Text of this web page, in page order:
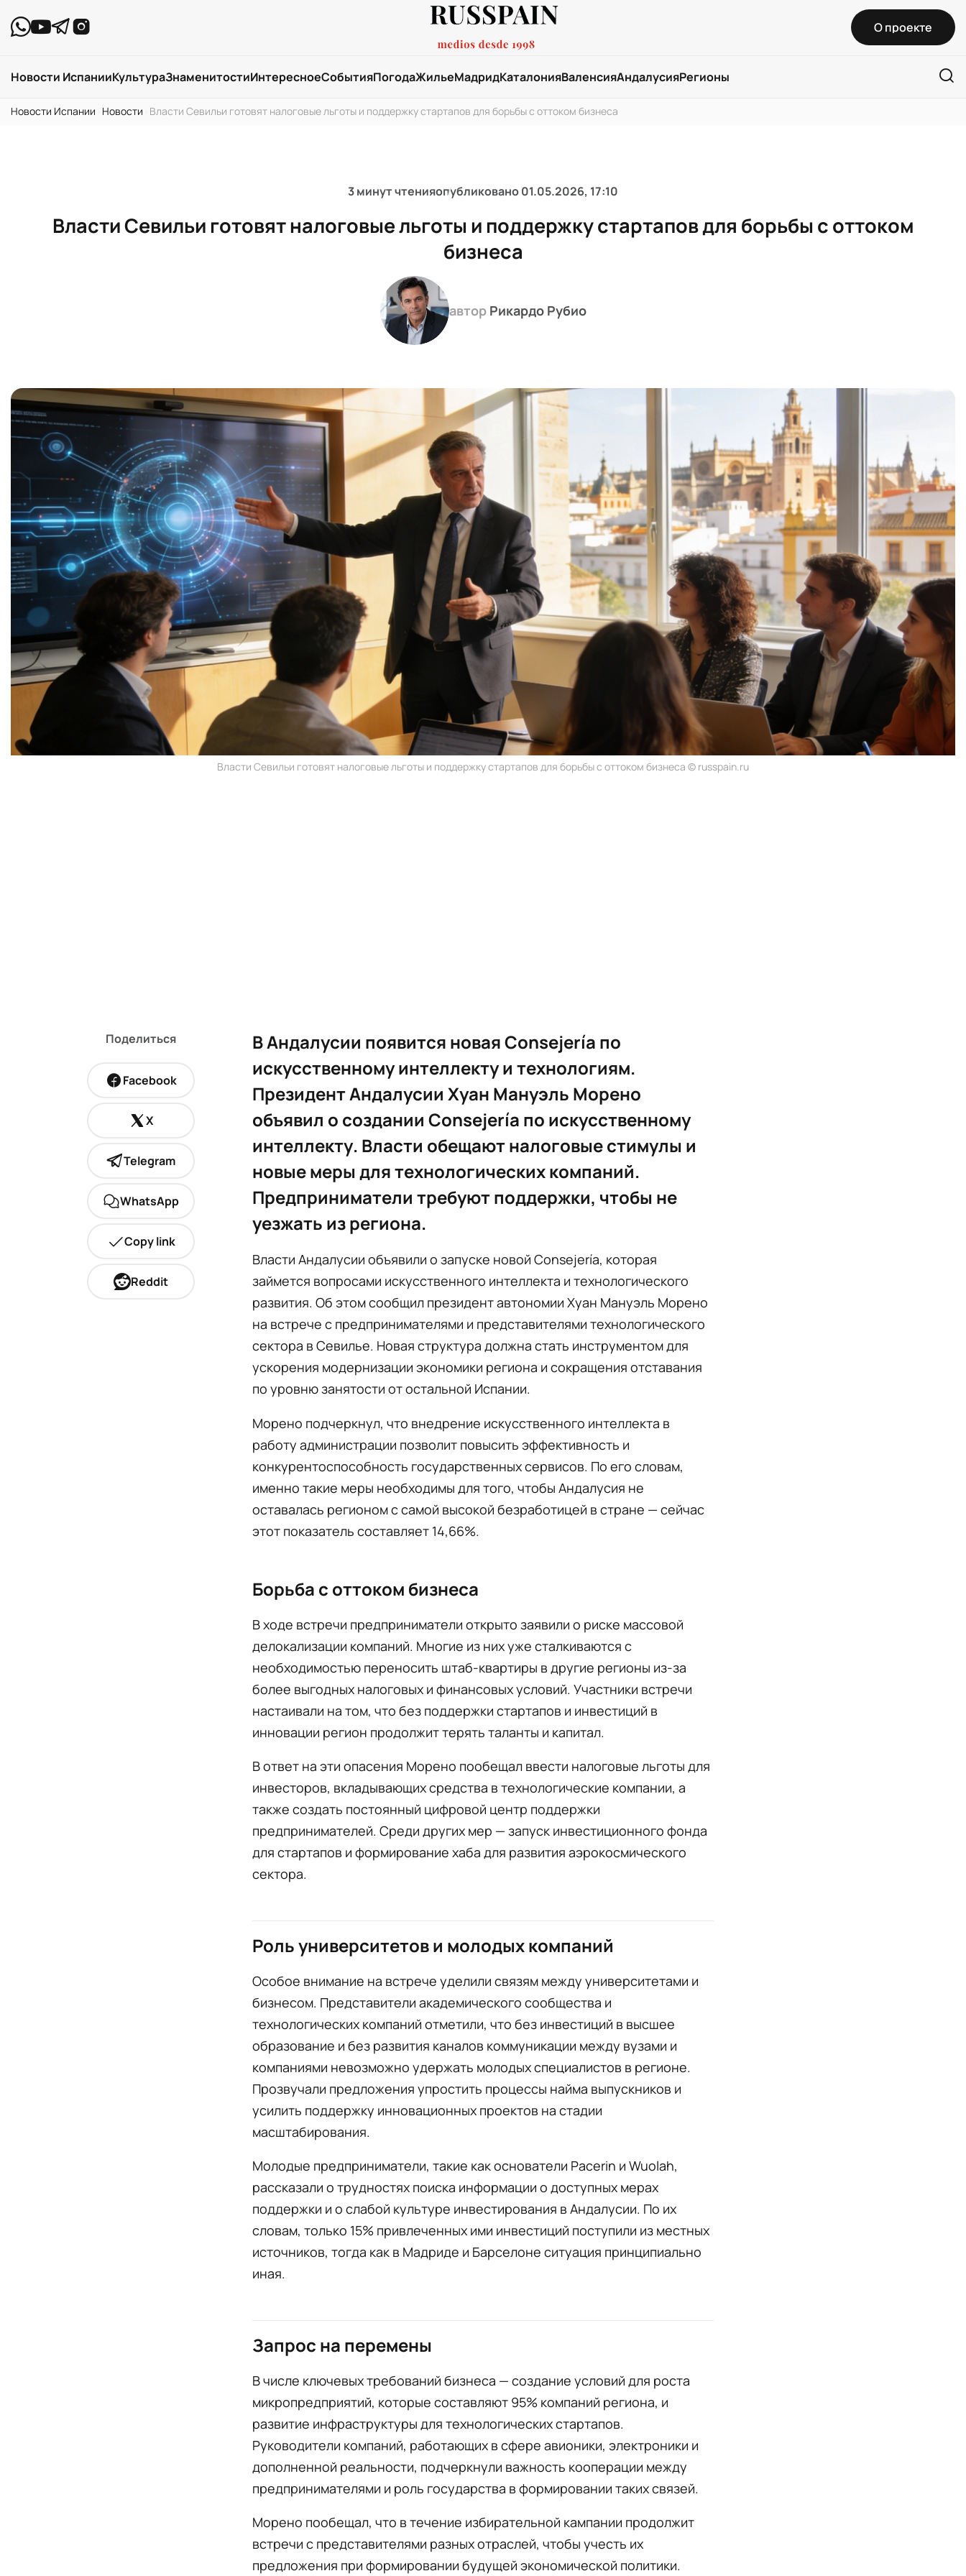
О проекте
Новости ИспанииКультураЗнаменитостиИнтересноеСобытияПогодаЖильеМадридКаталонияВаленсияАндалусияРегионы
Новости Испании Новости Власти Севильи готовят налоговые льготы и поддержку стартапов для борьбы с оттоком бизнеса
3 минут чтенияопубликовано01.05.2026, 17:10
Власти Севильи готовят налоговые льготы и поддержку стартапов для борьбы с оттоком
бизнеса
автор Рикардо Рубио
Власти Севильи готовят налоговые льготы и поддержку стартапов для борьбы с оттоком бизнеса © russpain.ru
Поделиться
Facebook
X
Telegram
WhatsApp
Copy link
Reddit
В Андалусии появится новая Consejería по
искусственному интеллекту и технологиям.
Президент Андалусии Хуан Мануэль Морено
объявил о создании Consejería по искусственному
интеллекту. Власти обещают налоговые стимулы и
новые меры для технологических компаний.
Предприниматели требуют поддержки, чтобы не
уезжать из региона.
Власти Андалусии объявили о запуске новой Consejería, которая
займется вопросами искусственного интеллекта и технологического
развития. Об этом сообщил президент автономии Хуан Мануэль Морено
на встрече с предпринимателями и представителями технологического
сектора в Севилье. Новая структура должна стать инструментом для
ускорения модернизации экономики региона и сокращения отставания
по уровню занятости от остальной Испании.
Морено подчеркнул, что внедрение искусственного интеллекта в
работу администрации позволит повысить эффективность и
конкурентоспособность государственных сервисов. По его словам,
именно такие меры необходимы для того, чтобы Андалусия не
оставалась регионом с самой высокой безработицей в стране — сейчас
этот показатель составляет 14,66%.
Борьба с оттоком бизнеса
В ходе встречи предприниматели открыто заявили о риске массовой
делокализации компаний. Многие из них уже сталкиваются с
необходимостью переносить штаб-квартиры в другие регионы из-за
более выгодных налоговых и финансовых условий. Участники встречи
настаивали на том, что без поддержки стартапов и инвестиций в
инновации регион продолжит терять таланты и капитал.
В ответ на эти опасения Морено пообещал ввести налоговые льготы для
инвесторов, вкладывающих средства в технологические компании, а
также создать постоянный цифровой центр поддержки
предпринимателей. Среди других мер — запуск инвестиционного фонда
для стартапов и формирование хаба для развития аэрокосмического
сектора.
Роль университетов и молодых компаний
Особое внимание на встрече уделили связям между университетами и
бизнесом. Представители академического сообщества и
технологических компаний отметили, что без инвестиций в высшее
образование и без развития каналов коммуникации между вузами и
компаниями невозможно удержать молодых специалистов в регионе.
Прозвучали предложения упростить процессы найма выпускников и
усилить поддержку инновационных проектов на стадии
масштабирования.
Молодые предприниматели, такие как основатели Pacerin и Wuolah,
рассказали о трудностях поиска информации о доступных мерах
поддержки и о слабой культуре инвестирования в Андалусии. По их
словам, только 15% привлеченных ими инвестиций поступили из местных
источников, тогда как в Мадриде и Барселоне ситуация принципиально
иная.
Запрос на перемены
В числе ключевых требований бизнеса — создание условий для роста
микропредприятий, которые составляют 95% компаний региона, и
развитие инфраструктуры для технологических стартапов.
Руководители компаний, работающих в сфере авионики, электроники и
дополненной реальности, подчеркнули важность кооперации между
предпринимателями и роль государства в формировании таких связей.
Морено пообещал, что в течение избирательной кампании продолжит
встречи с представителями разных отраслей, чтобы учесть их
предложения при формировании будущей экономической политики.